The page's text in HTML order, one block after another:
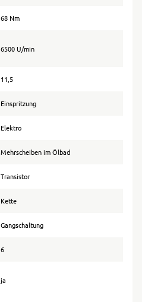
68 Nm
6500 U/min
11,5
Einspritzung
Elektro
Mehrscheiben im Ölbad
Transistor
Kette
Gangschaltung
6
ja